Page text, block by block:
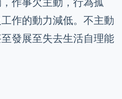
作的動力減低。不主動
發展至失去生活自理能